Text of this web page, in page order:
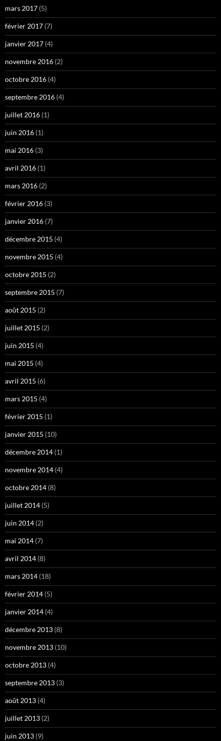
mars 2017 (5)
février 2017 (7)
janvier 2017 (4)
novembre 2016 (2)
octobre 2016 (4)
septembre 2016 (4)
juillet 2016 (1)
juin 2016 (1)
mai 2016 (3)
avril 2016 (1)
mars 2016 (2)
février 2016 (3)
janvier 2016 (7)
décembre 2015 (4)
novembre 2015 (4)
octobre 2015 (2)
septembre 2015 (7)
août 2015 (2)
juillet 2015 (2)
juin 2015 (4)
mai 2015 (4)
avril 2015 (6)
mars 2015 (4)
février 2015 (1)
janvier 2015 (10)
décembre 2014 (1)
novembre 2014 (4)
octobre 2014 (8)
juillet 2014 (5)
juin 2014 (2)
mai 2014 (7)
avril 2014 (8)
mars 2014 (18)
février 2014 (5)
janvier 2014 (4)
décembre 2013 (8)
novembre 2013 (10)
octobre 2013 (4)
septembre 2013 (3)
août 2013 (4)
juillet 2013 (2)
juin 2013 (9)